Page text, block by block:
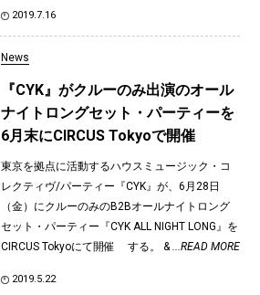
2019.7.16
News
『CYK』がクルーのみ出演のオール
ナイトロングセット・パーティーを
6月末にCIRCUS Tokyoで開催
東京を拠点に活動するハウスミュージック・コ
レクティヴ/パーティー『CYK』が、6月28日
（金）にクルーのみのB2Bオールナイトロング
セット・パーティー『CYK ALL NIGHT LONG』を
CIRCUS Tokyoにて開催 する。 &...READ MORE
2019.5.22